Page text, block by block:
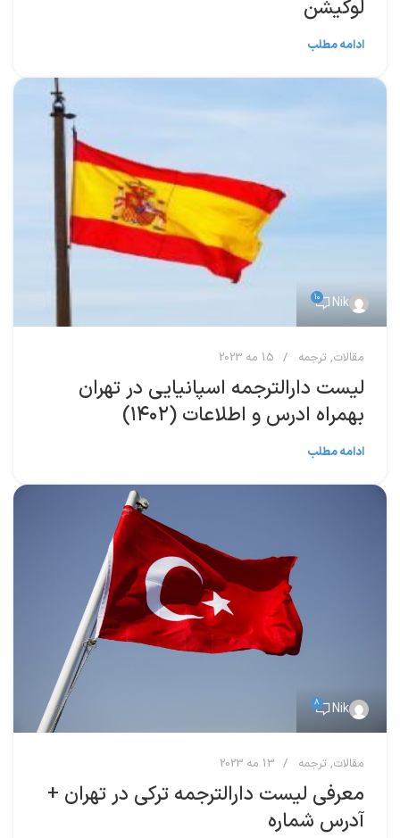
لوکیشن
ادامه مطلب
Nik
10
مقالات, ترجمه 15 مه 2023
لیست دارالترجمه اسپانیایی در تهران
بهمراه ادرس و اطلاعات (۱۴۰۲)
ادامه مطلب
Nik
8
مقالات, ترجمه 13 مه 2023
معرفی لیست دارالترجمه ترکی در تهران +
آدرس شماره